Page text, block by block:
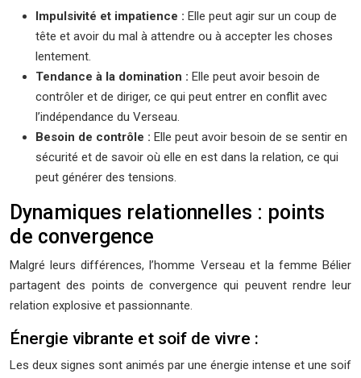
Impulsivité et impatience : Elle peut agir sur un coup de
tête et avoir du mal à attendre ou à accepter les choses
lentement.
Tendance à la domination : Elle peut avoir besoin de
contrôler et de diriger, ce qui peut entrer en conflit avec
l’indépendance du Verseau.
Besoin de contrôle : Elle peut avoir besoin de se sentir en
sécurité et de savoir où elle en est dans la relation, ce qui
peut générer des tensions.
Dynamiques relationnelles : points
de convergence
Malgré leurs différences, l’homme Verseau et la femme Bélier
partagent des points de convergence qui peuvent rendre leur
relation explosive et passionnante.
Énergie vibrante et soif de vivre :
Les deux signes sont animés par une énergie intense et une soif